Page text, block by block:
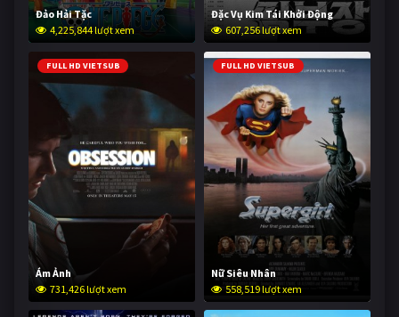
Đảo Hải Tặc
4,225,844 lượt xem
Đặc Vụ Kim Tái Khởi Động
607,256 lượt xem
FULL HD VIETSUB
Ám Ảnh
731,426 lượt xem
FULL HD VIETSUB
Nữ Siêu Nhân
558,519 lượt xem